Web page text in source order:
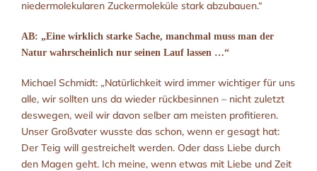
niedermolekularen Zuckermoleküle stark abzubauen.“
AB: „Eine wirklich starke Sache, manchmal muss man der
Natur wahrscheinlich nur seinen Lauf lassen …“
Michael Schmidt: „Natürlichkeit wird immer wichtiger für uns
alle, wir sollten uns da wieder rückbesinnen – nicht zuletzt
deswegen, weil wir davon selber am meisten profitieren.
Unser Großvater wusste das schon, wenn er gesagt hat:
Der Teig will gestreichelt werden. Oder dass Liebe durch
den Magen geht. Ich meine, wenn etwas mit Liebe und Zeit